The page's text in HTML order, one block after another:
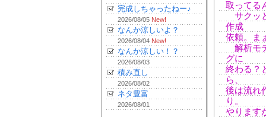
完成しちゃったねー♪
2026/08/05 New!
なんか涼しいよ？
2026/08/04 New!
なんか涼しい！？
2026/08/03
積み直し
2026/08/02
ネタ豊富
2026/08/01
取ってる
サクッ
作成
依頼。ま
解析モ
グに
終わる？
ら、
後は流れ
り。
やります